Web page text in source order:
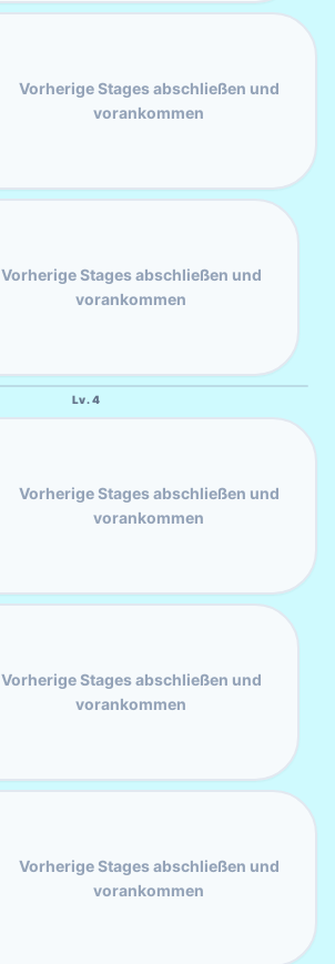
Vorherige Stages abschließen und
vorankommen
Vorherige Stages abschließen und
vorankommen
Lv.4
Vorherige Stages abschließen und
vorankommen
Vorherige Stages abschließen und
vorankommen
Vorherige Stages abschließen und
vorankommen